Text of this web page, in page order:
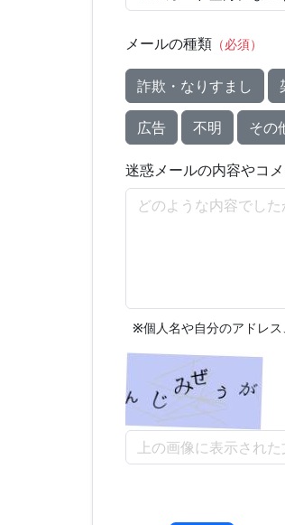
メールの種類 （必須）
詐欺・なりすまし
広告 不明 その
迷惑メールの内容やコメ
※個人名や自分のアドレ